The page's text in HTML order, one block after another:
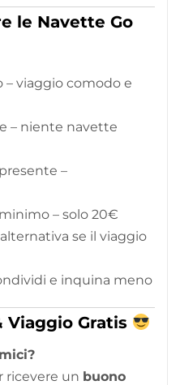
le Navette Go
– viaggio comodo e
– niente navette
–
– solo 20€
se il viaggio
e inquina meno
Viaggio Gratis
ricevere un buono